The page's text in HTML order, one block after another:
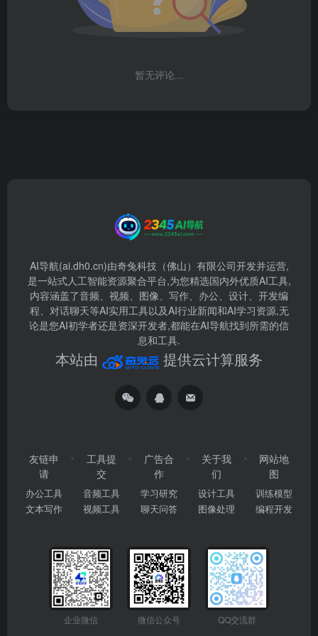
暂无评论...
AI导航(ai.dh0.cn)由奇兔科技（佛山）有限公司开发并运营,
是一站式人工智能资源聚合平台,为您精选国内外优质AI工具,
内容涵盖了音频、视频、图像、写作、办公、设计、开发编
程、对话聊天等AI实用工具以及AI行业新闻和AI学习资源,无
论是您AI初学者还是资深开发者,都能在AI导航找到所需的信
息和工具.
本站由 提供云计算服务
友链申
请
办公工具
文本写作
工具提
交
音频工具
视频工具
广告合
作
学习研究
聊天问答
关于我
们
设计工具
图像处理
网站地
图
训练模型
编程开发
企业微信 微信公众号 QQ交流群